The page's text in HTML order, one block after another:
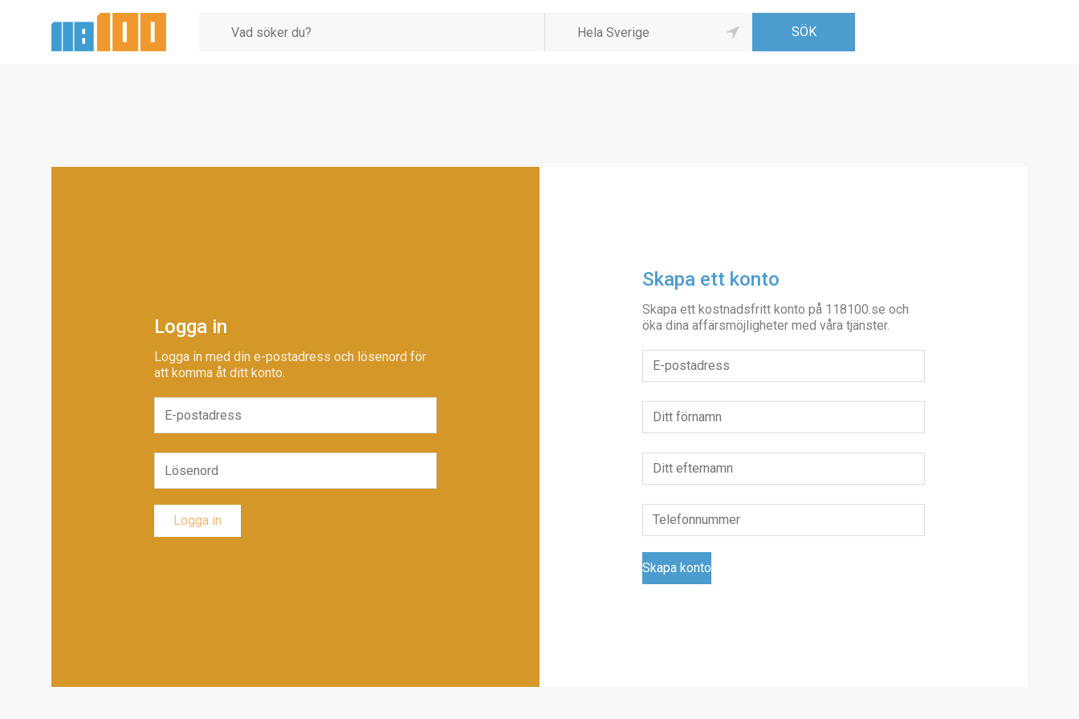
Logga in
Logga in med din e-postadress och lösenord för
att komma åt ditt konto.
Skapa ett konto
Skapa ett kostnadsfritt konto på 118100.se och
öka dina affärsmöjligheter med våra tjänster.